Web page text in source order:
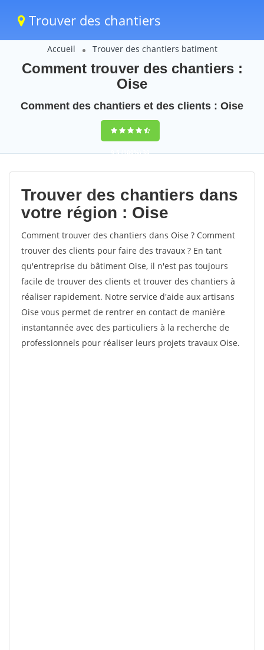
Trouver des chantiers
Accueil Trouver des chantiers batiment
Comment trouver des chantiers :
Oise
Comment des chantiers et des clients : Oise
9,5(100%)30
votes
Trouver des chantiers dans
votre région : Oise
Comment trouver des chantiers dans Oise ? Comment
trouver des clients pour faire des travaux ? En tant
qu'entreprise du bâtiment Oise, il n'est pas toujours
facile de trouver des clients et trouver des chantiers à
réaliser rapidement. Notre service d'aide aux artisans
Oise vous permet de rentrer en contact de manière
instantannée avec des particuliers à la recherche de
professionnels pour réaliser leurs projets travaux Oise.